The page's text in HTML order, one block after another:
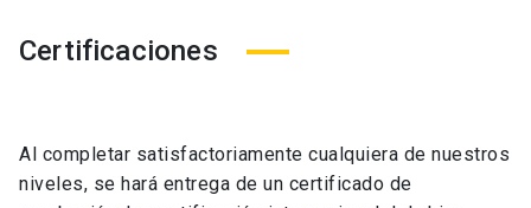
Certificaciones
Al completar satisfactoriamente cualquiera de nuestros
niveles, se hará entrega de un certificado de